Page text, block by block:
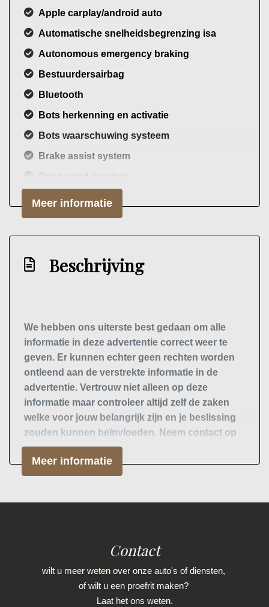
Apple carplay/android auto
Automatische snelheidsbegrenzing isa
Autonomous emergency braking
Bestuurdersairbag
Bluetooth
Bots herkenning en activatie
Bots waarschuwing systeem
Brake assist system
Connected services
Dodehoek detectie
Draadloze telefoonlader
Elektronisch sper differentieel
Elektronisch stabiliteits programma
Elektronische remkrachtverdeling
Hoofd airbag(s) achter
Hoofd airbag(s) voor
Launch control
Led mistlampen
Rijstrooksensor met correctie
Exterieur
Adaptief demping systeem
Buitenspiegels elektrisch inklapbaar
Buitenspiegels elektrisch verstel- en
Meer informatie
Beschrijving
We hebben ons uiterste best gedaan om alle
informatie in deze advertentie correct weer te
geven. Er kunnen echter geen rechten worden
ontleend aan de verstrekte informatie in de
advertentie. Vertrouw niet alleen op deze
informatie maar controleer altijd zelf de zaken
welke voor jouw belangrijk zijn en je beslissing
zouden kunnen beïnvloeden. Neem contact op
met de verkoper voor aanvullende vragen.
Meer informatie
Contact
wilt u meer weten over onze auto's of diensten,
of wilt u een proefrit maken?
Laat het ons weten.